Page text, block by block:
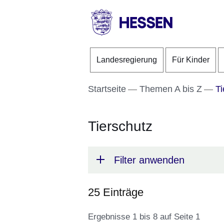
Direkt zum Kopf der
Direkt zum Inhalt
Direkt zum Fuß der
Landesregierung
Landesregierung Für Kinder
Startseite Themen A bis Z
Tierschutz
Filter anwenden
25 Einträge
Ergebnisse 1 bis 8 auf Seite 1